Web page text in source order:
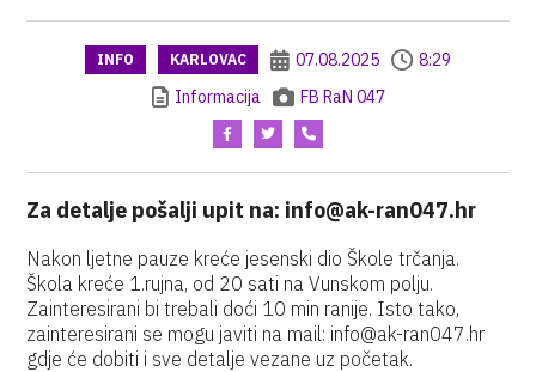
INFO KARLOVAC 07.08.2025
8:29
Informacija
FB RaN 047
Za detalje pošalji upit na: info@ak-ran047.hr
Nakon ljetne pauze kreće jesenski dio Škole trčanja.
Škola kreće 1.rujna, od 20 sati na Vunskom polju.
Zainteresirani bi trebali doći 10 min ranije. Isto tako,
zainteresirani se mogu javiti na mail: info@ak-ran047.hr
gdje će dobiti i sve detalje vezane uz početak.